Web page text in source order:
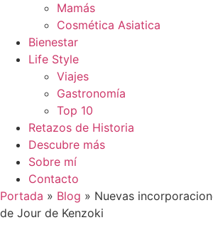
Mamás
Cosmética Asiatica
Bienestar
Life Style
Viajes
Gastronomía
Top 10
Retazos de Historia
Descubre más
Sobre mí
Contacto
Portada » Blog » Nuevas
de Jour de Kenzoki